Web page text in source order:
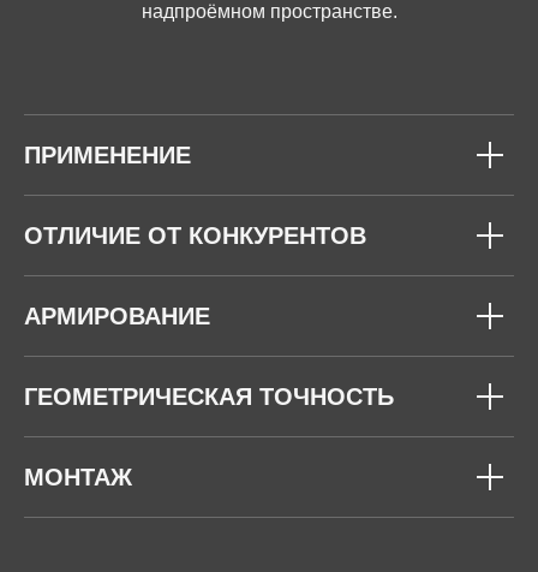
надпроёмном пространстве.
ПРИМЕНЕНИЕ
ОТЛИЧИЕ ОТ КОНКУРЕНТОВ
АРМИРОВАНИЕ
ГЕОМЕТРИЧЕСКАЯ ТОЧНОСТЬ
МОНТАЖ